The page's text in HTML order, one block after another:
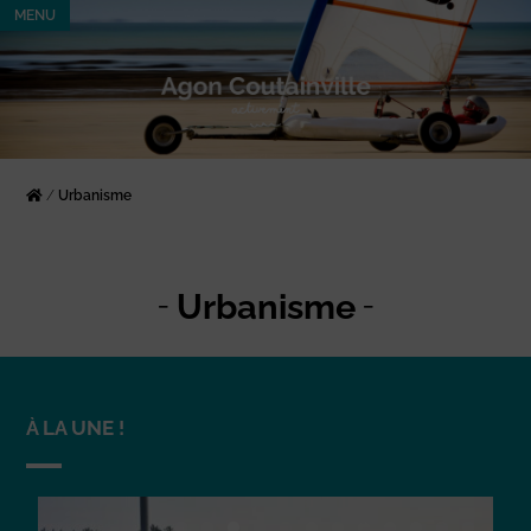
MENU
/ Urbanisme
Urbanisme
À LA UNE !